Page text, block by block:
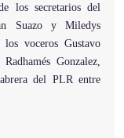
los secretarios del
Suazo y Miledys
voceros Gustavo
Gonzalez,
del PLR entre